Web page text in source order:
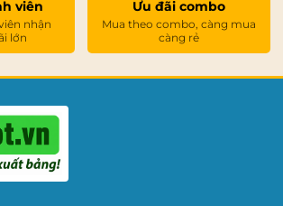
0983 289 958
Minh:
363/21 Đường Bình Lợi,
110 Trịnh Đình Thảo, Phường Cẩm Lệ,
0961 84 33 88
viên
nhận
lớn
Ưu đãi combo
Mua theo combo, càng mua
càng rẻ